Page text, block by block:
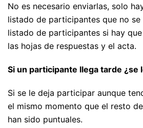
No es necesario enviarlas, solo
listado de participantes que no se
listado de participantes si hay
las hojas de respuestas y el acta.
Si un participante llega tarde ¿se
Si se le deja participar aunque
el mismo momento que el resto
han sido puntuales.